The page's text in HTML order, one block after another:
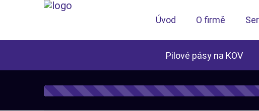
Úvod O firmě
Pilové pásy na KOV